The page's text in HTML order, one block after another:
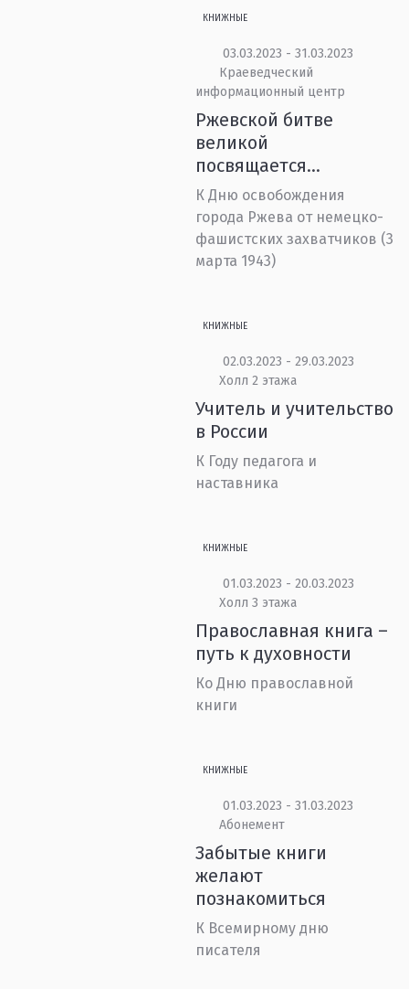
КНИЖНЫЕ
03.03.2023 - 31.03.2023
Краеведческий
информационный центр
Ржевской битве
великой
посвящается...
К Дню освобождения
города Ржева от немецко-
фашистских захватчиков (3
марта 1943)
КНИЖНЫЕ
02.03.2023 - 29.03.2023
Холл 2 этажа
Учитель и учительство
в России
К Году педагога и
наставника
КНИЖНЫЕ
01.03.2023 - 20.03.2023
Холл 3 этажа
Православная книга –
путь к духовности
Ко Дню православной
книги
КНИЖНЫЕ
01.03.2023 - 31.03.2023
Абонемент
Забытые книги
желают
познакомиться
К Всемирному дню
писателя